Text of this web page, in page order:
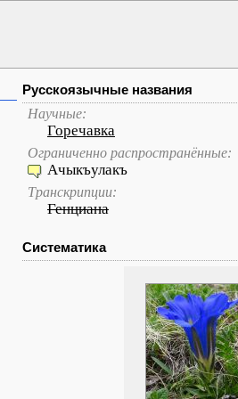
Русскоязычные названия
Научные:
Горечавка
Ограниченно распространённые:
Ачыкъулакъ
Транскрипции:
Генциана
Систематика